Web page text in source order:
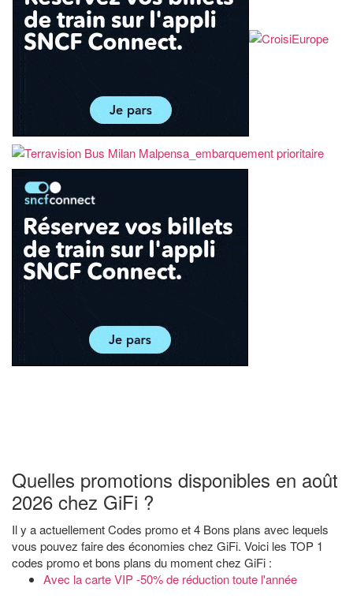
Quelles promotions disponibles en août
2026 chez GiFi ?
Il y a actuellement Codes promo et 4 Bons plans avec lequels
vous pouvez faire des économies chez GiFi. Voici les TOP 1
codes promo et bons plans du moment chez GiFi :
Avec la carte VIP -50% de réduction toute l'année